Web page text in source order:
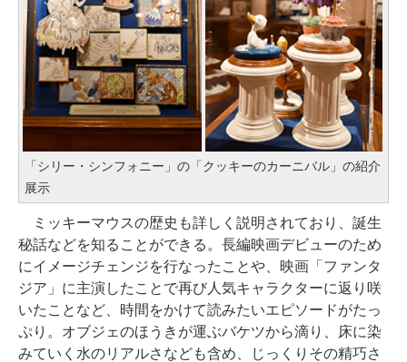
「シリー・シンフォニー」の「クッキーのカーニバル」の紹介
展示
ミッキーマウスの歴史も詳しく説明されており、誕生
秘話などを知ることができる。長編映画デビューのため
にイメージチェンジを行なったことや、映画「ファンタ
ジア」に主演したことで再び人気キャラクターに返り咲
いたことなど、時間をかけて読みたいエピソードがたっ
ぷり。オブジェのほうきが運ぶバケツから滴り、床に染
みていく水のリアルさなども含め、じっくりその精巧さ